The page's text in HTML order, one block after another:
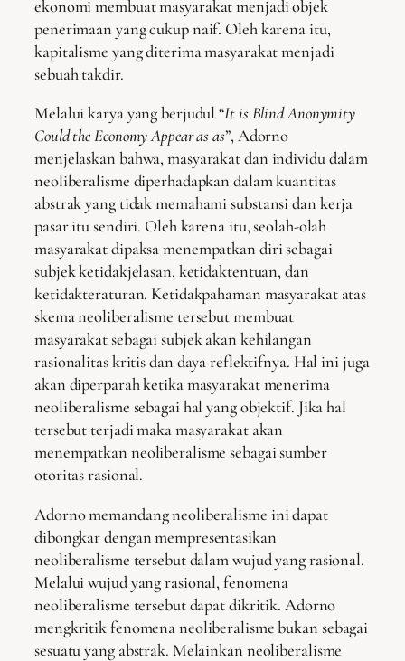
ekonomi membuat masyarakat menjadi objek
penerimaan yang cukup naif. Oleh karena itu,
kapitalisme yang diterima masyarakat menjadi
sebuah takdir.
Melalui karya yang berjudul “It is Blind Anonymity
Could the Economy Appear as as”, Adorno
menjelaskan bahwa, masyarakat dan individu dalam
neoliberalisme diperhadapkan dalam kuantitas
abstrak yang tidak memahami substansi dan kerja
pasar itu sendiri. Oleh karena itu, seolah-olah
masyarakat dipaksa menempatkan diri sebagai
subjek ketidakjelasan, ketidaktentuan, dan
ketidakteraturan. Ketidakpahaman masyarakat atas
skema neoliberalisme tersebut membuat
masyarakat sebagai subjek akan kehilangan
rasionalitas kritis dan daya reflektifnya. Hal ini juga
akan diperparah ketika masyarakat menerima
neoliberalisme sebagai hal yang objektif. Jika hal
tersebut terjadi maka masyarakat akan
menempatkan neoliberalisme sebagai sumber
otoritas rasional.
Adorno memandang neoliberalisme ini dapat
dibongkar dengan mempresentasikan
neoliberalisme tersebut dalam wujud yang rasional.
Melalui wujud yang rasional, fenomena
neoliberalisme tersebut dapat dikritik. Adorno
mengkritik fenomena neoliberalisme bukan sebagai
sesuatu yang abstrak. Melainkan neoliberalisme